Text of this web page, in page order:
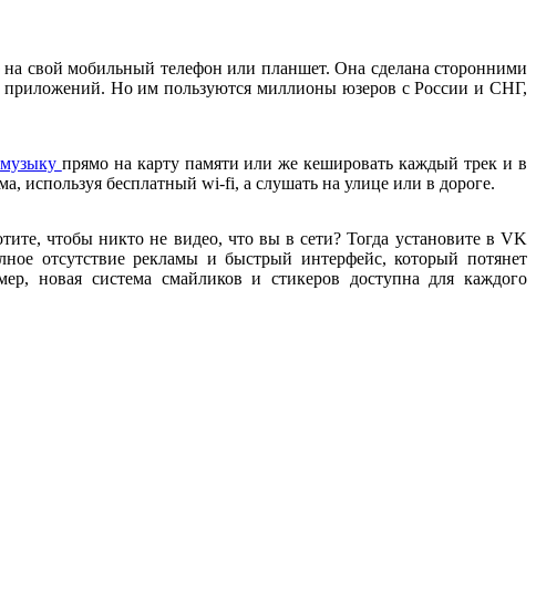
свой мобильный телефон или планшет. Она сделана сторонними
приложений. Но им пользуются миллионы юзеров с России и СНГ,
музыку прямо на карту памяти или же кешировать каждый трек и в
используя бесплатный wi-fi, а слушать на улице или в дороге.
чтобы никто не видео, что вы в сети? Тогда установите в VK
отсутствие рекламы и быстрый интерфейс, который потянет
новая система смайликов и стикеров доступна для каждого